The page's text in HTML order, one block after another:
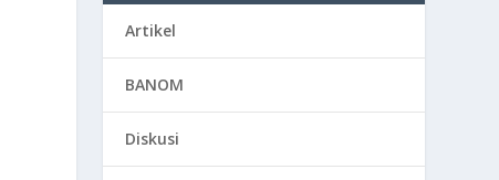
Artikel
BANOM
Diskusi